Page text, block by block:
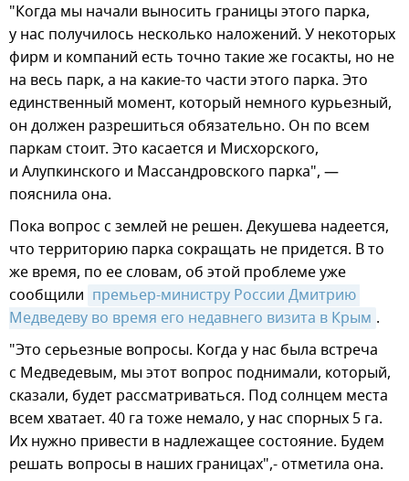
"Когда мы начали выносить границы этого парка,
у нас получилось несколько наложений. У некоторых
фирм и компаний есть точно такие же госакты, но не
на весь парк, а на какие-то части этого парка. Это
единственный момент, который немного курьезный,
он должен разрешиться обязательно. Он по всем
паркам стоит. Это касается и Мисхорского,
и Алупкинского и Массандровского парка", —
пояснила она.
Пока вопрос с землей не решен. Декушева надеется,
что территорию парка сокращать не придется. В то
же время, по ее словам, об этой проблеме уже
сообщили премьер-министру России Дмитрию
Медведеву во время его недавнего визита в Крым .
"Это серьезные вопросы. Когда у нас была встреча
с Медведевым, мы этот вопрос поднимали, который,
сказали, будет рассматриваться. Под солнцем места
всем хватает. 40 га тоже немало, у нас спорных 5 га.
Их нужно привести в надлежащее состояние. Будем
решать вопросы в наших границах",- отметила она.